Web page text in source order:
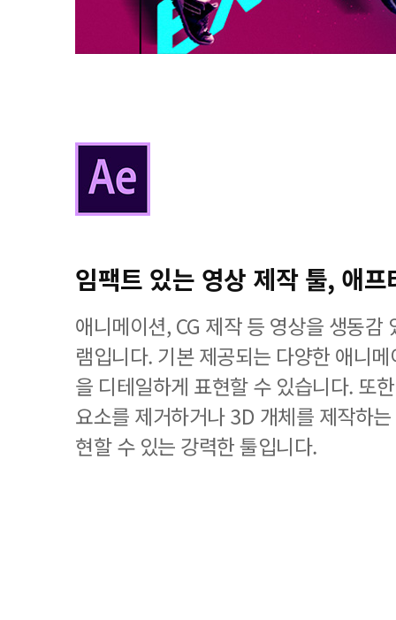
임팩트 있는 영상 제작 툴, 애프
애니메이션, CG 제작 등 영상을 생동감
램입니다. 기본 제공되는 다양한 애니
을 디테일하게 표현할 수 있습니다. 또
요소를 제거하거나 3D 개체를 제작하
현할 수 있는 강력한 툴입니다.